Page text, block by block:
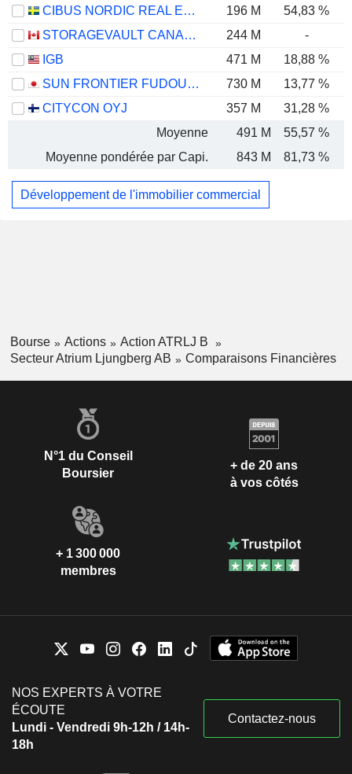
CIBUS NORDIC REAL ESTATE AB
196 M 54,83 %
STORAGEVAULT CANADA INC.
244 M
-
IGB
471 M 18,88 %
SUN FRONTIER FUDOUSAN CO., LTD.
730 M 13,77 %
CITYCON OYJ
357 M 31,28 %
Moyenne
491 M 55,57 %
Moyenne pondérée par Capi.
843 M 81,73 %
Développement de l'immobilier commercial
Bourse Actions
Action ATRLJ B
Secteur Atrium Ljungberg AB
Comparaisons Financières
N°1 du Conseil
Boursier
+ de 20 ans
à vos côtés
+ 1 300 000
membres
NOS EXPERTS À VOTRE
ÉCOUTE
Lundi - Vendredi 9h-12h / 14h-
18h
Contactez-nous